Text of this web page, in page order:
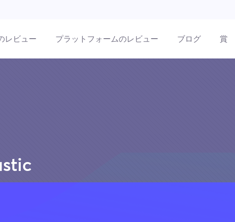
レビュー プラットフォームのレビュー ブログ 賞